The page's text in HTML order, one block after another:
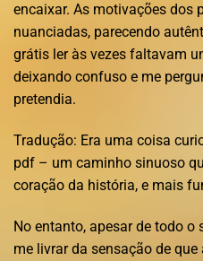
encaixar. As motivações dos
nuanciadas, parecendo
grátis ler às vezes faltavam
deixando confuso e me
pretendia.
Tradução: Era uma coisa
pdf – um caminho sinuoso
coração da história, e mais
No entanto, apesar de todo o
me livrar da sensação de